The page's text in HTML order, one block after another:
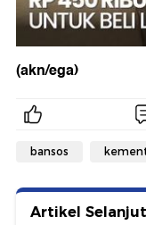
(akn/ega)
bansos
Artikel